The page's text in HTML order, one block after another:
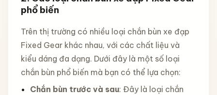
phổ biến
Trên thị trường có nhiều loại chắn bùn xe đạp
Fixed Gear khác nhau, với các chất liệu và
kiểu dáng đa dạng. Dưới đây là một số loại
chắn bùn phổ biến mà bạn có thể lựa chọn:
Chắn bùn trước và sau: Đây là loại chắn